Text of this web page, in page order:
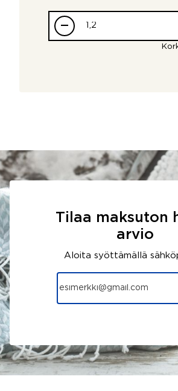
–
Tilaa maksuton
arvio
Aloita syöttämällä